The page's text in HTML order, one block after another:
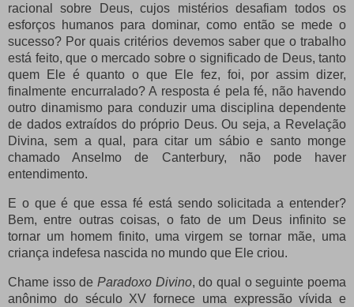
racional sobre Deus, cujos mistérios desafiam todos os
esforços humanos para dominar, como então se mede o
sucesso? Por quais critérios devemos saber que o trabalho
está feito, que o mercado sobre o significado de Deus, tanto
quem Ele é quanto o que Ele fez, foi, por assim dizer,
finalmente encurralado? A resposta é pela fé, não havendo
outro dinamismo para conduzir uma disciplina dependente
de dados extraídos do próprio Deus. Ou seja, a Revelação
Divina, sem a qual, para citar um sábio e santo monge
chamado Anselmo de Canterbury, não pode haver
entendimento.
E o que é que essa fé está sendo solicitada a entender?
Bem, entre outras coisas, o fato de um Deus infinito se
tornar um homem finito, uma virgem se tornar mãe, uma
criança indefesa nascida no mundo que Ele criou.
Chame isso de Paradoxo Divino, do qual o seguinte poema
anônimo do século XV fornece uma expressão vívida e